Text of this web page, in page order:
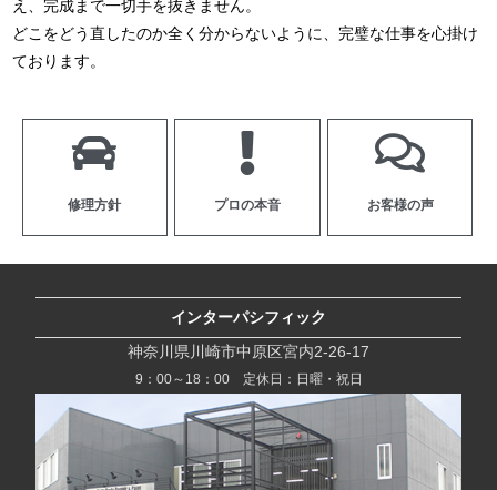
え、完成まで一切手を抜きません。
どこをどう直したのか全く分からないように、完璧な仕事を心掛け
ております。
修理方針 プロの本音 お客様の声
インターパシフィック
神奈川県川崎市中原区宮内2-26-17
9：00～18：00 定休日：日曜・祝日